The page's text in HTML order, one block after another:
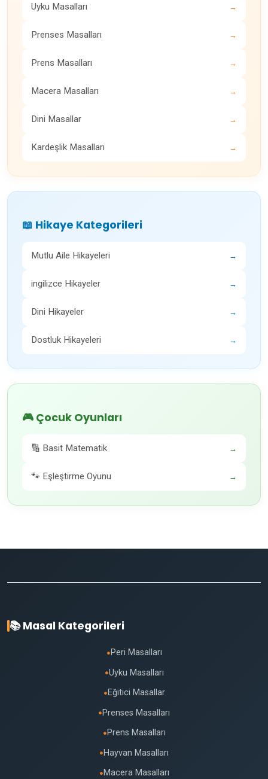
Uyku Masalları →
Prenses Masalları →
Prens Masalları →
Macera Masalları →
Dini Masallar →
Kardeşlik Masalları →
📖 Hikaye Kategorileri
Mutlu Aile Hikayeleri →
ingilizce Hikayeler →
Dini Hikayeler →
Dostluk Hikayeleri →
🎮 Çocuk Oyunları
🔢 Basit Matematik →
🐾 Eşleştirme Oyunu →
📚 Masal Kategorileri
● Peri Masalları
●Uyku Masalları
● Eğitici Masallar
● Prenses Masalları
● Prens Masalları
● Hayvan Masalları
● Macera Masalları